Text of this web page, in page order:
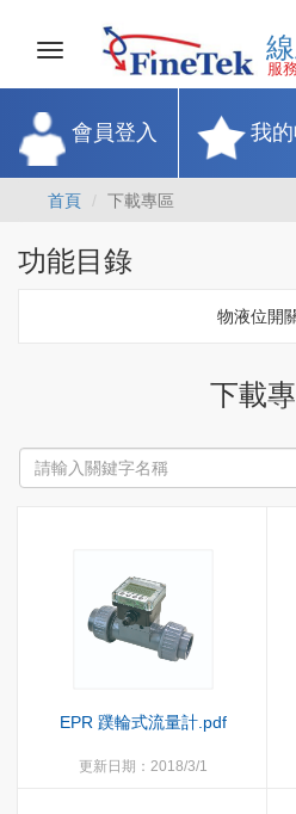
Toggle
navigation
我
會員登入
首頁 下載專區
功能目錄
物液位開
下載
EPR 蹼輪式流量計.pdf
更新日期：2018/3/1